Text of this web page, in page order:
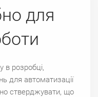
для
в розробцi,
для автоматизацiї
стверджувати, що